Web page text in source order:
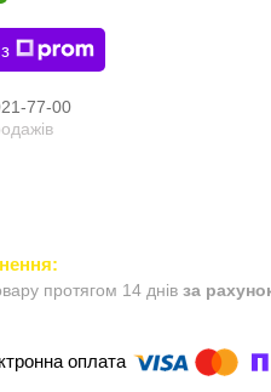
77-00
протягом 14 днів за